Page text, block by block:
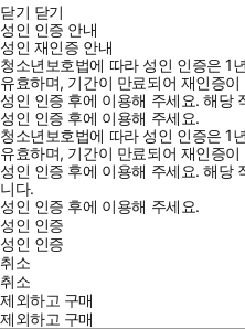
닫기 닫기
성인 인증 안내
성인 재인증 안내
청소년보호법에 따라 성인 인증은 1
유효하며, 기간이 만료되어 재인증
성인 인증 후에 이용해 주세요.해당
성인 인증 후에 이용해 주세요.
청소년보호법에 따라 성인 인증은 1
유효하며, 기간이 만료되어 재인증
성인 인증 후에 이용해 주세요.해당
니다.
성인 인증 후에 이용해 주세요.
성인 인증
성인 인증
취소
취소
제외하고 구매
제외하고 구매